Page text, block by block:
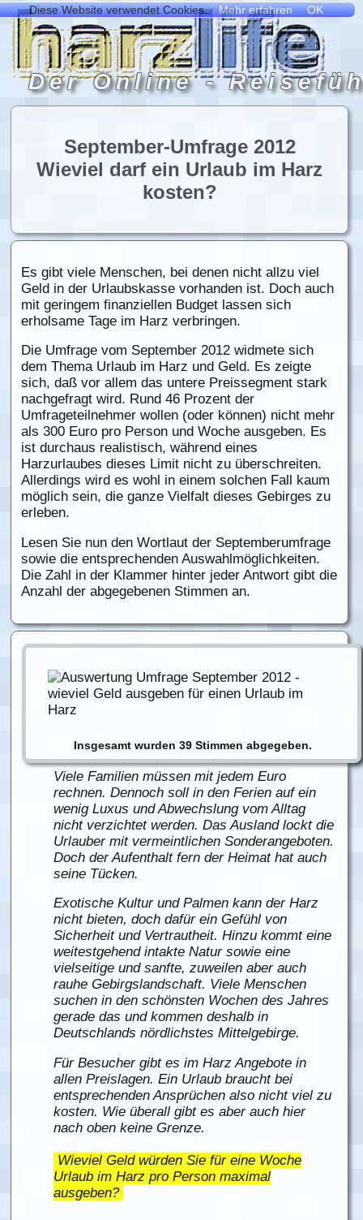
September-Umfrage 2012
Wieviel darf ein Urlaub im Harz
kosten?
Es gibt viele Menschen, bei denen nicht allzu viel
Geld in der Urlaubskasse vorhanden ist. Doch auch
mit geringem finanziellen Budget lassen sich
erholsame Tage im Harz verbringen.
Die Umfrage vom September 2012 widmete sich
dem Thema Urlaub im Harz und Geld. Es zeigte
sich, daß vor allem das untere Preissegment stark
nachgefragt wird. Rund 46 Prozent der
Umfrageteilnehmer wollen (oder können) nicht mehr
als 300 Euro pro Person und Woche ausgeben. Es
ist durchaus realistisch, während eines
Harzurlaubes dieses Limit nicht zu überschreiten.
Allerdings wird es wohl in einem solchen Fall kaum
möglich sein, die ganze Vielfalt dieses Gebirges zu
erleben.
Lesen Sie nun den Wortlaut der Septemberumfrage
sowie die entsprechenden Auswahlmöglichkeiten.
Die Zahl in der Klammer hinter jeder Antwort gibt die
Anzahl der abgegebenen Stimmen an.
Insgesamt wurden 39 Stimmen abgegeben.
Viele Familien müssen mit jedem Euro
rechnen. Dennoch soll in den Ferien auf ein
wenig Luxus und Abwechslung vom Alltag
nicht verzichtet werden. Das Ausland lockt die
Urlauber mit vermeintlichen Sonderangeboten.
Doch der Aufenthalt fern der Heimat hat auch
seine Tücken.
Exotische Kultur und Palmen kann der Harz
nicht bieten, doch dafür ein Gefühl von
Sicherheit und Vertrautheit. Hinzu kommt eine
weitestgehend intakte Natur sowie eine
vielseitige und sanfte, zuweilen aber auch
rauhe Gebirgslandschaft. Viele Menschen
suchen in den schönsten Wochen des Jahres
gerade das und kommen deshalb in
Deutschlands nördlichstes Mittelgebirge.
Für Besucher gibt es im Harz Angebote in
allen Preislagen. Ein Urlaub braucht bei
entsprechenden Ansprüchen also nicht viel zu
kosten. Wie überall gibt es aber auch hier
nach oben keine Grenze.
Wieviel Geld würden Sie für eine Woche
Urlaub im Harz pro Person maximal
ausgeben?